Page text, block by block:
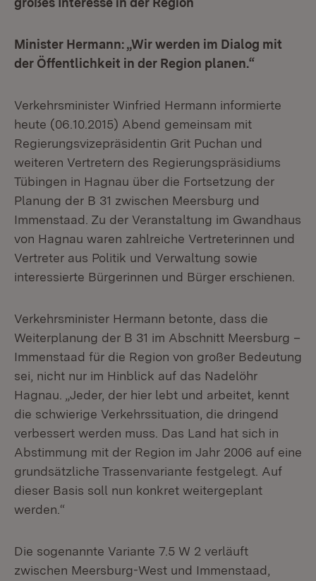
Minister Hermann: „Wir werden im Dialog mit
der Öffentlichkeit in der Region planen.“
Verkehrsminister Winfried Hermann informierte
heute (06.10.2015) Abend gemeinsam mit
Regierungsvizepräsidentin Grit Puchan und
weiteren Vertretern des Regierungspräsidiums
Tübingen in Hagnau über die Fortsetzung der
Planung der B 31 zwischen Meersburg und
Immenstaad. Zu der Veranstaltung im Gwandhaus
von Hagnau waren zahlreiche Vertreterinnen und
Vertreter aus Politik und Verwaltung sowie
interessierte Bürgerinnen und Bürger erschienen.
Verkehrsminister Hermann betonte, dass die
Weiterplanung der B 31 im Abschnitt Meersburg –
Immenstaad für die Region von großer Bedeutung
sei, nicht nur im Hinblick auf das Nadelöhr
Hagnau. „Jeder, der hier lebt und arbeitet, kennt
die schwierige Verkehrssituation, die dringend
verbessert werden muss. Das Land hat sich in
Abstimmung mit der Region im Jahr 2006 auf eine
grundsätzliche Trassenvariante festgelegt. Auf
dieser Basis soll nun konkret weitergeplant
werden.“
Die sogenannte Variante 7.5 W 2 verläuft
zwischen Meersburg-West und Immenstaad,